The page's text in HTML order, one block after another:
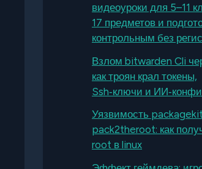
видеоуроки для 5–11
17 предметов и
контрольным без
Взлом bitwarden Cli
как троян крал токены,
Ssh‑ключи и
Уязвимость packagekit
pack2theroot: как
root в linux